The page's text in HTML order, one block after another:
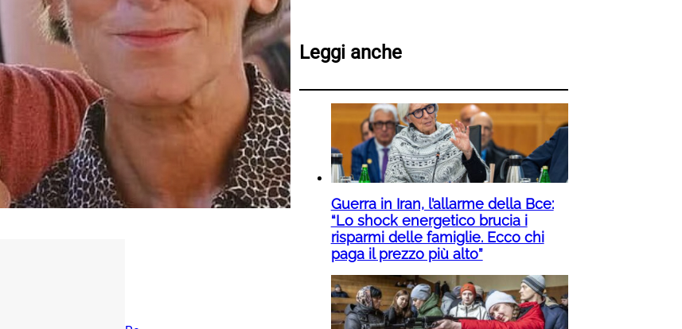
Leggi anche
Guerra in Iran, l’allarme della Bce:
“Lo shock energetico brucia i
risparmi delle famiglie. Ecco chi
paga il prezzo più alto”